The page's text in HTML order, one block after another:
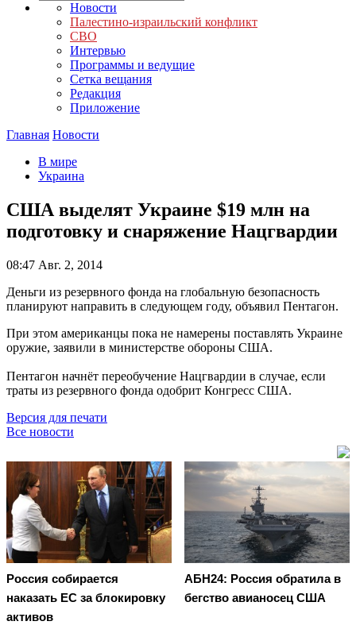
Новости
Палестино-израильский конфликт
СВО
Интервью
Программы и ведущие
Сетка вещания
Редакция
Приложение
Главная Новости
В мире
Украина
США выделят Украине $19 млн на
подготовку и снаряжение Нацгвардии
08:47 Авг. 2, 2014
Деньги из резервного фонда на глобальную безопасность
планируют направить в следующем году, объявил Пентагон.
При этом американцы пока не намерены поставлять Украине
оружие, заявили в министерстве обороны США.
Пентагон начнёт переобучение Нацгвардии в случае, если
траты из резервного фонда одобрит Конгресс США.
Версия для печати
Все новости
Россия собирается
наказать EC за блокировку
активов
АБН24: Россия обратила в
бегство авианосец США